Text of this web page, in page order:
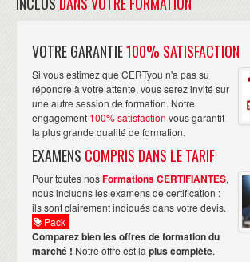
VOTRE GARANTIE100% SATISFACTION
Si vous estimez que CERTyou n'a pas su
répondre à votre attente, vous serez invité sur
une autre session de formation. Notre
engagement 100% satisfaction vous garantit
la plus grande qualité de formation.
EXAMENS COMPRIS DANS LE TARIF
Pour toutes nosFormations CERTIFIANTES,
nous incluons les examens de certification :
ils sont clairement indiqués dans votre devis.
Pack
Comparez bien les offres de formation du
marché ! Notre offre est la plus complète.